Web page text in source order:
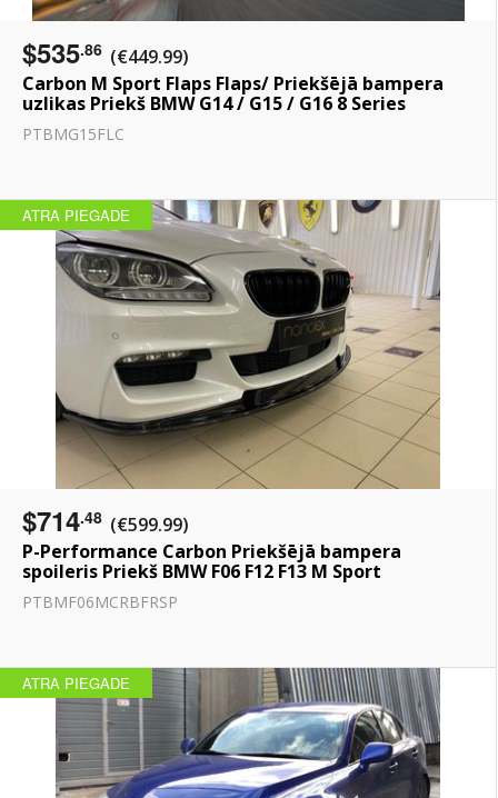
$535.86 (€449.99)
Carbon M Sport Flaps Flaps/ Priekšējā bampera
uzlikas Priekš BMW G14 / G15 / G16 8 Series
PTBMG15FLC
ATRA PIEGADE
$714.48 (€599.99)
P-Performance Carbon Priekšējā bampera
spoileris Priekš BMW F06 F12 F13 M Sport
PTBMF06MCRBFRSP
ATRA PIEGADE